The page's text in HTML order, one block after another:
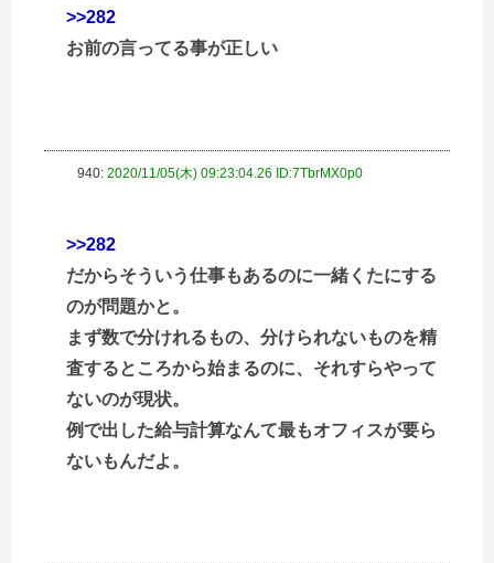
>>282
お前の言ってる事が正しい
940: 2020/11/05(木) 09:23:04.26 ID:7TbrMX0p0
>>282
だからそういう仕事もあるのに一緒くたにする
のが問題かと。
まず数で分けれるもの、分けられないものを精
査するところから始まるのに、それすらやって
ないのが現状。
例で出した給与計算なんて最もオフィスが要ら
ないもんだよ。